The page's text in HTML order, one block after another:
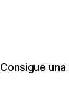
Consigue